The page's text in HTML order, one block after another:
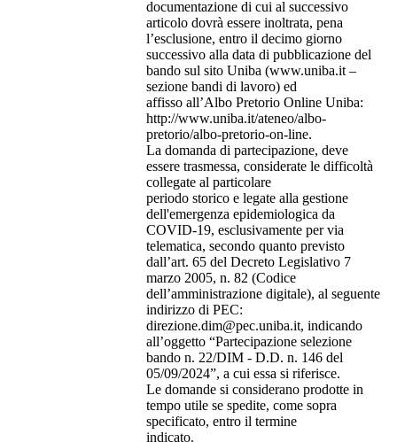
documentazione di cui al successivo
articolo dovrà essere inoltrata, pena
l’esclusione, entro il decimo giorno
successivo alla data di pubblicazione del
bando sul sito Uniba (www.uniba.it –
sezione bandi di lavoro) ed
affisso all’Albo Pretorio Online Uniba:
http://www.uniba.it/ateneo/albo-
pretorio/albo-pretorio-on-line.
La domanda di partecipazione, deve
essere trasmessa, considerate le difficoltà
collegate al particolare
periodo storico e legate alla gestione
dell'emergenza epidemiologica da
COVID-19, esclusivamente per via
telematica, secondo quanto previsto
dall’art. 65 del Decreto Legislativo 7
marzo 2005, n. 82 (Codice
dell’amministrazione digitale), al seguente
indirizzo di PEC:
direzione.dim@pec.uniba.it, indicando
all’oggetto “Partecipazione selezione
bando n. 22/DIM - D.D. n. 146 del
05/09/2024”, a cui essa si riferisce.
Le domande si considerano prodotte in
tempo utile se spedite, come sopra
specificato, entro il termine
indicato.